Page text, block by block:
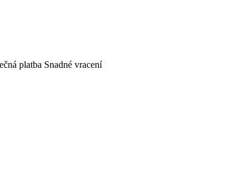
platba Snadné vracení